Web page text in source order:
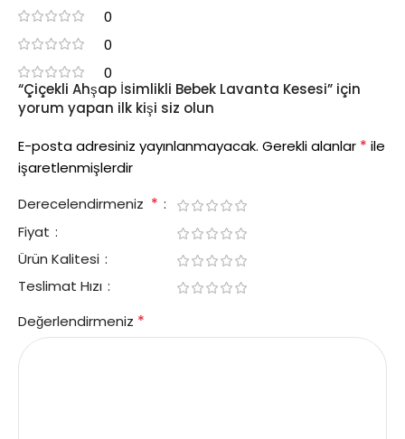
0
0
0
“Çiçekli Ahşap İsimlikli Bebek Lavanta Kesesi” için
yorum yapan ilk kişi siz olun
E-posta adresiniz yayınlanmayacak. Gerekli alanlar * ile
işaretlenmişlerdir
Derecelendirmeniz *
Fiyat
Ürün Kalitesi
Teslimat Hızı
Değerlendirmeniz *